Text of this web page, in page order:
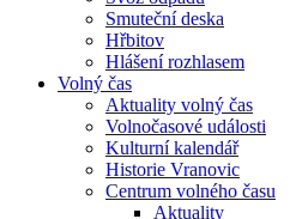
Smuteční deska
Hřbitov
Hlášení rozhlasem
Volný čas
Aktuality volný čas
Volnočasové události
Kulturní kalendář
Historie Vranovic
Centrum volného času
Aktuality